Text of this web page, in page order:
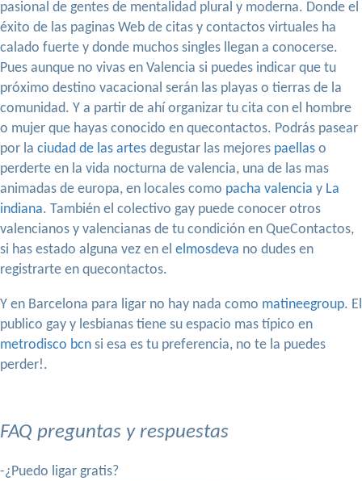
pasional de gentes de mentalidad plural y moderna. Donde el
éxito de las paginas Web de citas y contactos virtuales ha
calado fuerte y donde muchos singles llegan a conocerse.
Pues aunque no vivas en Valencia si puedes indicar que tu
próximo destino vacacional serán las playas o tierras de la
comunidad. Y a partir de ahí organizar tu cita con el hombre
o mujer que hayas conocido en quecontactos. Podrás pasear
por la ciudad de las artes degustar las mejores paellas o
perderte en la vida nocturna de valencia, una de las mas
animadas de europa, en locales como pacha valencia y La
indiana. También el colectivo gay puede conocer otros
valencianos y valencianas de tu condición en QueContactos,
si has estado alguna vez en el elmosdeva no dudes en
registrarte en quecontactos.
Y en Barcelona para ligar no hay nada como matineegroup. El
publico gay y lesbianas tiene su espacio mas típico en
metrodisco bcn si esa es tu preferencia, no te la puedes
perder!.
FAQ preguntas y respuestas
-¿Puedo ligar gratis?